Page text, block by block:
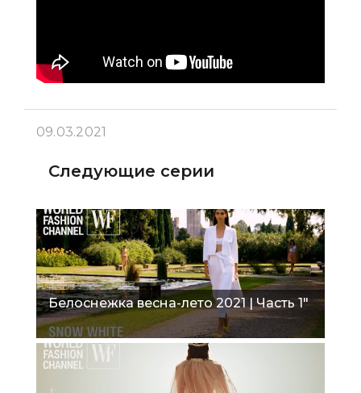
09.03.2021
Следующие серии
Белоснежка весна-лето 2021 | Часть 1"